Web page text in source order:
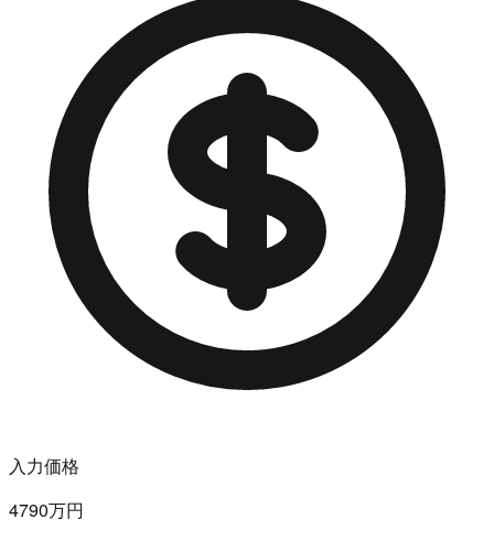
入力価格
4790万円